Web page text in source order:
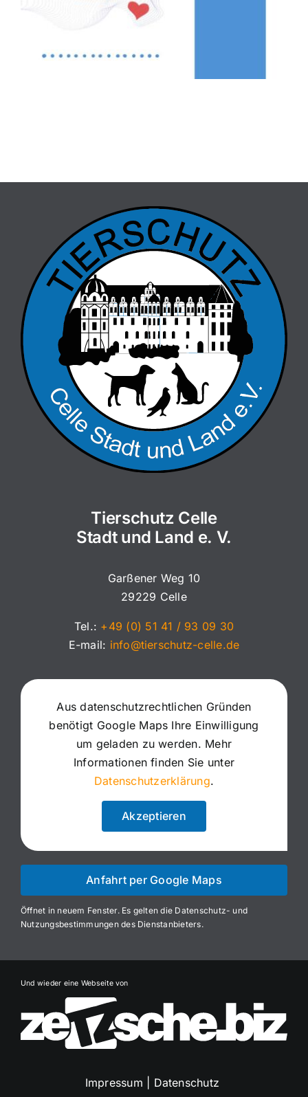
Tierschutz Celle
Stadt und Land e. V.
Garßener Weg 10
29229 Celle
Tel.: +49 (0) 51 41 / 93 09 30
E-mail: info@tierschutz-celle.de
Aus datenschutzrechtlichen Gründen
benötigt Google Maps Ihre Einwilligung
um geladen zu werden. Mehr
Informationen finden Sie unter
Datenschutzerklärung.
Akzeptieren
Anfahrt per Google Maps
Öffnet in neuem Fenster. Es gelten die Datenschutz- und
Nutzungsbestimmungen des Dienstanbieters.
Und wieder eine Webseite von
Impressum Datenschutz